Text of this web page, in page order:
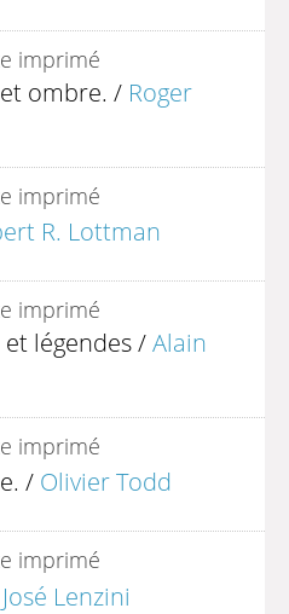
ombre. / Roger
R. Lottman
légendes/Alain
/ Olivier Todd
José Lenzini